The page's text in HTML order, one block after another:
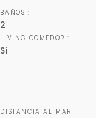
BAÑOS :
2
LIVING COMEDOR :
Si
DISTANCIA AL MAR